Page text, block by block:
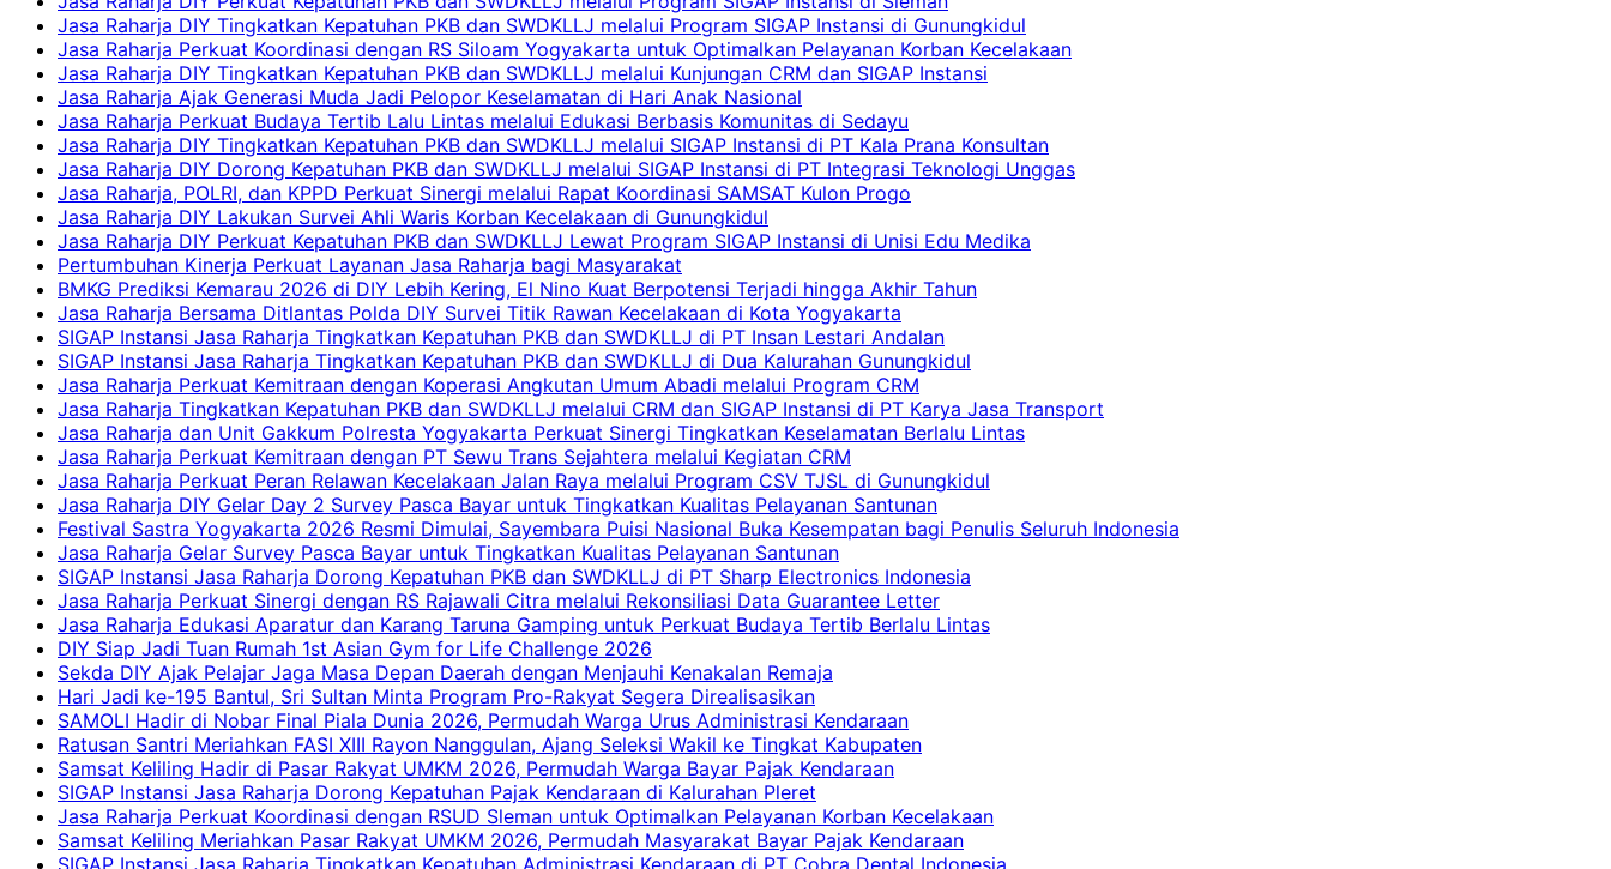
Jasa Raharja DIY Tingkatkan Kepatuhan PKB dan SWDKLLJ melalui Program SIGAP Instansi di Gunungkidul
Jasa Raharja Perkuat Koordinasi dengan RS Siloam Yogyakarta untuk Optimalkan Pelayanan Korban Kecelakaan
Jasa Raharja DIY Tingkatkan Kepatuhan PKB dan SWDKLLJ melalui Kunjungan CRM dan SIGAP Instansi
Jasa Raharja Ajak Generasi Muda Jadi Pelopor Keselamatan di Hari Anak Nasional
Jasa Raharja Perkuat Budaya Tertib Lalu Lintas melalui Edukasi Berbasis Komunitas di Sedayu
Jasa Raharja DIY Tingkatkan Kepatuhan PKB dan SWDKLLJ melalui SIGAP Instansi di PT Kala Prana Konsultan
Jasa Raharja DIY Dorong Kepatuhan PKB dan SWDKLLJ melalui SIGAP Instansi di PT Integrasi Teknologi Unggas
Jasa Raharja, POLRI, dan KPPD Perkuat Sinergi melalui Rapat Koordinasi SAMSAT Kulon Progo
Jasa Raharja DIY Lakukan Survei Ahli Waris Korban Kecelakaan di Gunungkidul
Jasa Raharja DIY Perkuat Kepatuhan PKB dan SWDKLLJ Lewat Program SIGAP Instansi di Unisi Edu Medika
Pertumbuhan Kinerja Perkuat Layanan Jasa Raharja bagi Masyarakat
BMKG Prediksi Kemarau 2026 di DIY Lebih Kering, El Nino Kuat Berpotensi Terjadi hingga Akhir Tahun
Jasa Raharja Bersama Ditlantas Polda DIY Survei Titik Rawan Kecelakaan di Kota Yogyakarta
SIGAP Instansi Jasa Raharja Tingkatkan Kepatuhan PKB dan SWDKLLJ di PT Insan Lestari Andalan
SIGAP Instansi Jasa Raharja Tingkatkan Kepatuhan PKB dan SWDKLLJ di Dua Kalurahan Gunungkidul
Jasa Raharja Perkuat Kemitraan dengan Koperasi Angkutan Umum Abadi melalui Program CRM
Jasa Raharja Tingkatkan Kepatuhan PKB dan SWDKLLJ melalui CRM dan SIGAP Instansi di PT Karya Jasa Transport
Jasa Raharja dan Unit Gakkum Polresta Yogyakarta Perkuat Sinergi Tingkatkan Keselamatan Berlalu Lintas
Jasa Raharja Perkuat Kemitraan dengan PT Sewu Trans Sejahtera melalui Kegiatan CRM
Jasa Raharja Perkuat Peran Relawan Kecelakaan Jalan Raya melalui Program CSV TJSL di Gunungkidul
Jasa Raharja DIY Gelar Day 2 Survey Pasca Bayar untuk Tingkatkan Kualitas Pelayanan Santunan
Festival Sastra Yogyakarta 2026 Resmi Dimulai, Sayembara Puisi Nasional Buka Kesempatan bagi Penulis Seluruh Indonesia
Jasa Raharja Gelar Survey Pasca Bayar untuk Tingkatkan Kualitas Pelayanan Santunan
SIGAP Instansi Jasa Raharja Dorong Kepatuhan PKB dan SWDKLLJ di PT Sharp Electronics Indonesia
Jasa Raharja Perkuat Sinergi dengan RS Rajawali Citra melalui Rekonsiliasi Data Guarantee Letter
Jasa Raharja Edukasi Aparatur dan Karang Taruna Gamping untuk Perkuat Budaya Tertib Berlalu Lintas
DIY Siap Jadi Tuan Rumah 1st Asian Gym for Life Challenge 2026
Sekda DIY Ajak Pelajar Jaga Masa Depan Daerah dengan Menjauhi Kenakalan Remaja
Hari Jadi ke-195 Bantul, Sri Sultan Minta Program Pro-Rakyat Segera Direalisasikan
SAMOLI Hadir di Nobar Final Piala Dunia 2026, Permudah Warga Urus Administrasi Kendaraan
Ratusan Santri Meriahkan FASI XIII Rayon Nanggulan, Ajang Seleksi Wakil ke Tingkat Kabupaten
Samsat Keliling Hadir di Pasar Rakyat UMKM 2026, Permudah Warga Bayar Pajak Kendaraan
SIGAP Instansi Jasa Raharja Dorong Kepatuhan Pajak Kendaraan di Kalurahan Pleret
Jasa Raharja Perkuat Koordinasi dengan RSUD Sleman untuk Optimalkan Pelayanan Korban Kecelakaan
Samsat Keliling Meriahkan Pasar Rakyat UMKM 2026, Permudah Masyarakat Bayar Pajak Kendaraan
SIGAP Instansi Jasa Raharja Tingkatkan Kepatuhan Administrasi Kendaraan di PT Cobra Dental Indonesia